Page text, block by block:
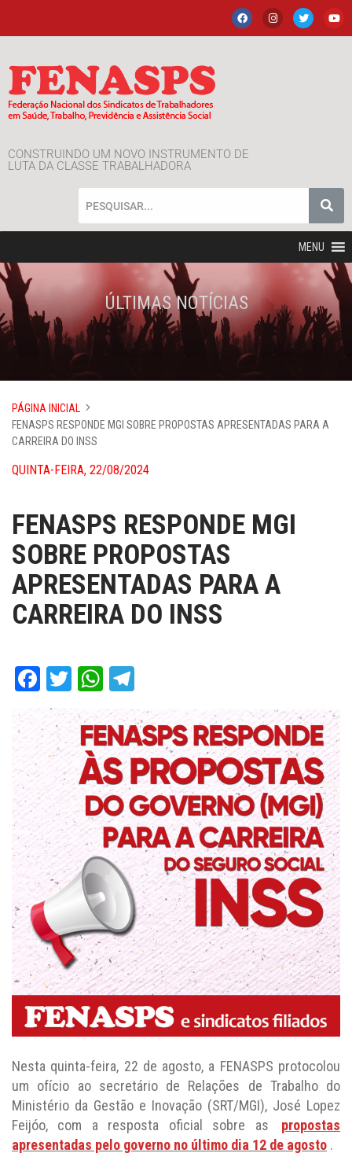
CONSTRUINDO UM NOVO INSTRUMENTO DE
LUTA DA CLASSE TRABALHADORA
MENU
ÚLTIMAS NOTÍCIAS
PÁGINA INICIAL
FENASPS RESPONDE MGI SOBRE PROPOSTAS APRESENTADAS PARA A
CARREIRA DO INSS
QUINTA-FEIRA, 22/08/2024
FENASPS RESPONDE MGI
SOBRE PROPOSTAS
APRESENTADAS PARA A
CARREIRA DO INSS
Facebook
TwitterWhatsApp
Nesta quinta-feira, 22 de agosto, a FENASPS protocolou
um ofício ao secretário de Relações de Trabalho do
Ministério da Gestão e Inovação (SRT/MGI), José Lopez
Feijóo, com a resposta oficial sobre as
propostas
apresentadas pelo governo no último dia 12 de agosto .